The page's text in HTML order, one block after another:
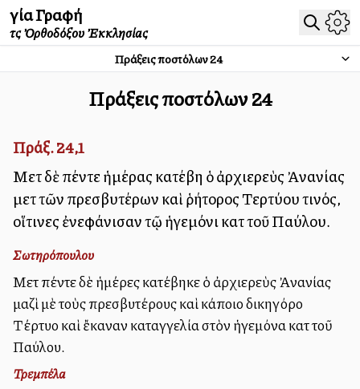
Ἁγία Γραφή
τῆς Ὀρθοδόξου Ἐκκλησίας
Πράξεις Ἀποστόλων24
Πράξεις Ἀποστόλων24
Πράξ. 24,1
Μετὰ δὲ πέντε ἡμέρας κατέβη ὁ ἀρχιερεὺς Ἀνανίας
μετὰ τῶν πρεσβυτέρων καὶ ῥήτορος Τερτύλλου τινός,
οἵτινες ἐνεφάνισαν τῷ ἡγεμόνι κατὰ τοῦ Παύλου.
Σωτηρόπουλου
Μετὰ πέντε δὲ ἡμέρες κατέβηκε ὁ ἀρχιερεὺς Ἀνανίας
μαζὶ μὲ τοὺς πρεσβυτέρους καὶ κάποιο δικηγόρο
Τέρτυλλο καὶ ἔκαναν καταγγελία στὸν ἡγεμόνα κατὰ τοῦ
Παύλου.
Τρεμπέλα